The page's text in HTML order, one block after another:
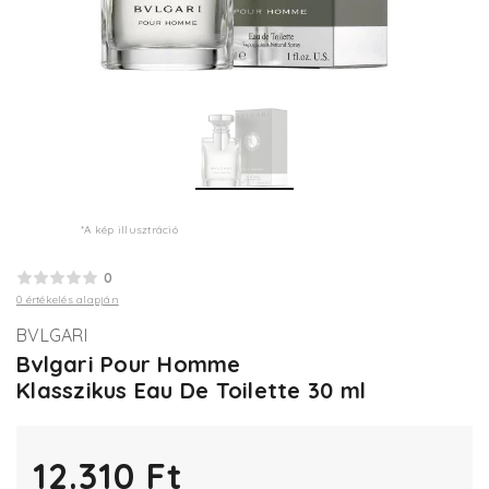
*A kép illusztráció
0
0 értékelés alapján
BVLGARI
Bvlgari Pour Homme
Klasszikus Eau De Toilette 30 ml
12.310 Ft